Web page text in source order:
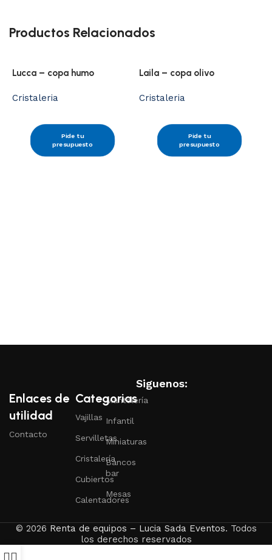
Productos Relacionados
Lucca – copa humo
Cristaleria
Pide tu
presupuesto
Laila – copa olivo
Cristaleria
Pide tu
presupuesto
Enlaces de
utilidad
Contacto
Categorias
Vajillas
Servilletas
Cristalería
Cubiertos
Calentadores
Mantelería
Infantil
Miniaturas
Bancos
bar
Mesas
Siguenos:
© 2026 Renta de equipos – Lucia Sada Eventos. Todos
los derechos reservados